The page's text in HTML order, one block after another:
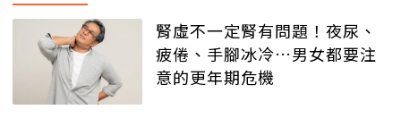
腎虛不一定腎有問題！夜尿、
疲倦、手腳冰冷…男女都要注
意的更年期危機